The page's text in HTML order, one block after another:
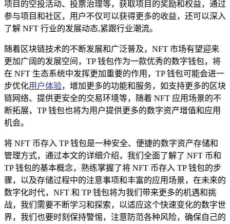
项目的空投活动、投票治理等，获取项目的奖励和权益，通过
参与项目和社区，用户不仅可以获得更多的收益，还可以深入
了解 NFT 行业的发展动态,紧跟行业潮流。
随着区块链技术的不断发展和广泛普及，NFT 市场有望迎来
更加广阔的发展空间，TP 钱包作为一款优秀的数字钱包，将
在 NFT 生态系统中发挥更加重要的作用，TP 钱包可能会进一
步优化用户体验，增加更多的功能和服务，如支持更多的区块
链网络、提供更安全的交易环境等，随着 NFT 应用场景的不
断拓展，TP 钱包也将为用户提供更多的数字资产增值和应用
机会。
将 NFT 币存入 TP 钱包是一种安全、便捷的数字资产存储和
管理方式，通过本文的详细介绍，我们全面了解了 NFT 币和
TP 钱包的基本概念，熟练掌握了将 NFT 币存入 TP 钱包的步
骤，以及存储过程中的注意事项和丰富的应用场景，在未来的
数字化时代，NFT 和 TP 钱包将为我们带来更多的机遇和挑
战，我们需要不断学习和探索，以适应这个快速变化的数字世
界，我们也要时刻保持警惕，注意防范各种风险，确保自己的